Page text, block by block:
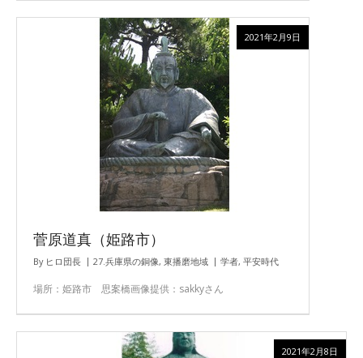
菅原道真（姫路市）
By ヒロ団長 27.兵庫県の銅像, 東播磨地域 学者, 平安時代
場所：姫路市 思案橋画像提供：sakkyさん
2021年2月9日
2021年2月8日